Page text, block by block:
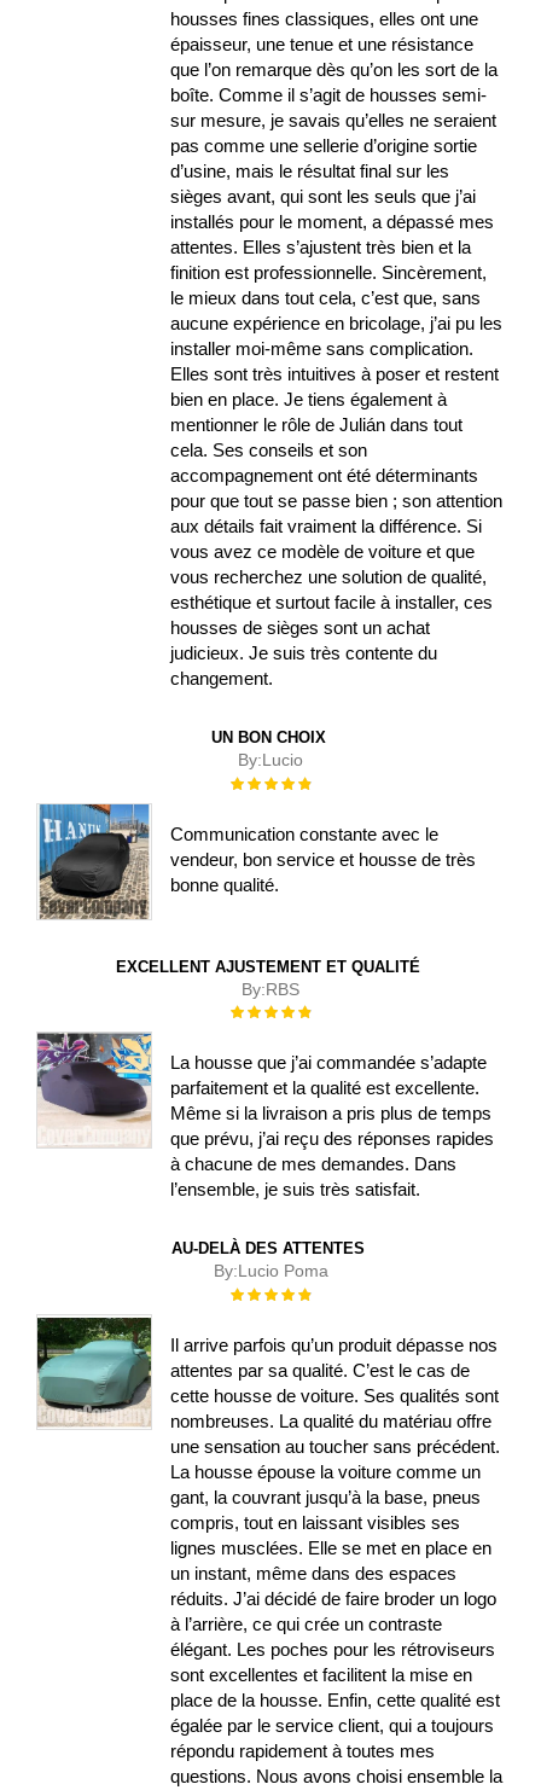
housses fines classiques, elles ont une
épaisseur, une tenue et une résistance
que l’on remarque dès qu’on les sort de la
boîte. Comme il s’agit de housses semi-
sur mesure, je savais qu’elles ne seraient
pas comme une sellerie d’origine sortie
d’usine, mais le résultat final sur les
sièges avant, qui sont les seuls que j’ai
installés pour le moment, a dépassé mes
attentes. Elles s’ajustent très bien et la
finition est professionnelle. Sincèrement,
le mieux dans tout cela, c’est que, sans
aucune expérience en bricolage, j’ai pu les
installer moi-même sans complication.
Elles sont très intuitives à poser et restent
bien en place. Je tiens également à
mentionner le rôle de Julián dans tout
cela. Ses conseils et son
accompagnement ont été déterminants
pour que tout se passe bien ; son attention
aux détails fait vraiment la différence. Si
vous avez ce modèle de voiture et que
vous recherchez une solution de qualité,
esthétique et surtout facile à installer, ces
housses de sièges sont un achat
judicieux. Je suis très contente du
changement.
UN BON CHOIX
By:Lucio
Évaluation :
Communication constante avec le
vendeur, bon service et housse de très
bonne qualité.
EXCELLENT AJUSTEMENT ET QUALITÉ
By:RBS
Évaluation :
La housse que j’ai commandée s’adapte
parfaitement et la qualité est excellente.
Même si la livraison a pris plus de temps
que prévu, j’ai reçu des réponses rapides
à chacune de mes demandes. Dans
l’ensemble, je suis très satisfait.
AU-DELÀ DES ATTENTES
By:Lucio Poma
Évaluation :
Il arrive parfois qu’un produit dépasse nos
attentes par sa qualité. C’est le cas de
cette housse de voiture. Ses qualités sont
nombreuses. La qualité du matériau offre
une sensation au toucher sans précédent.
La housse épouse la voiture comme un
gant, la couvrant jusqu’à la base, pneus
compris, tout en laissant visibles ses
lignes musclées. Elle se met en place en
un instant, même dans des espaces
réduits. J’ai décidé de faire broder un logo
à l’arrière, ce qui crée un contraste
élégant. Les poches pour les rétroviseurs
sont excellentes et facilitent la mise en
place de la housse. Enfin, cette qualité est
égalée par le service client, qui a toujours
répondu rapidement à toutes mes
questions. Nous avons choisi ensemble la